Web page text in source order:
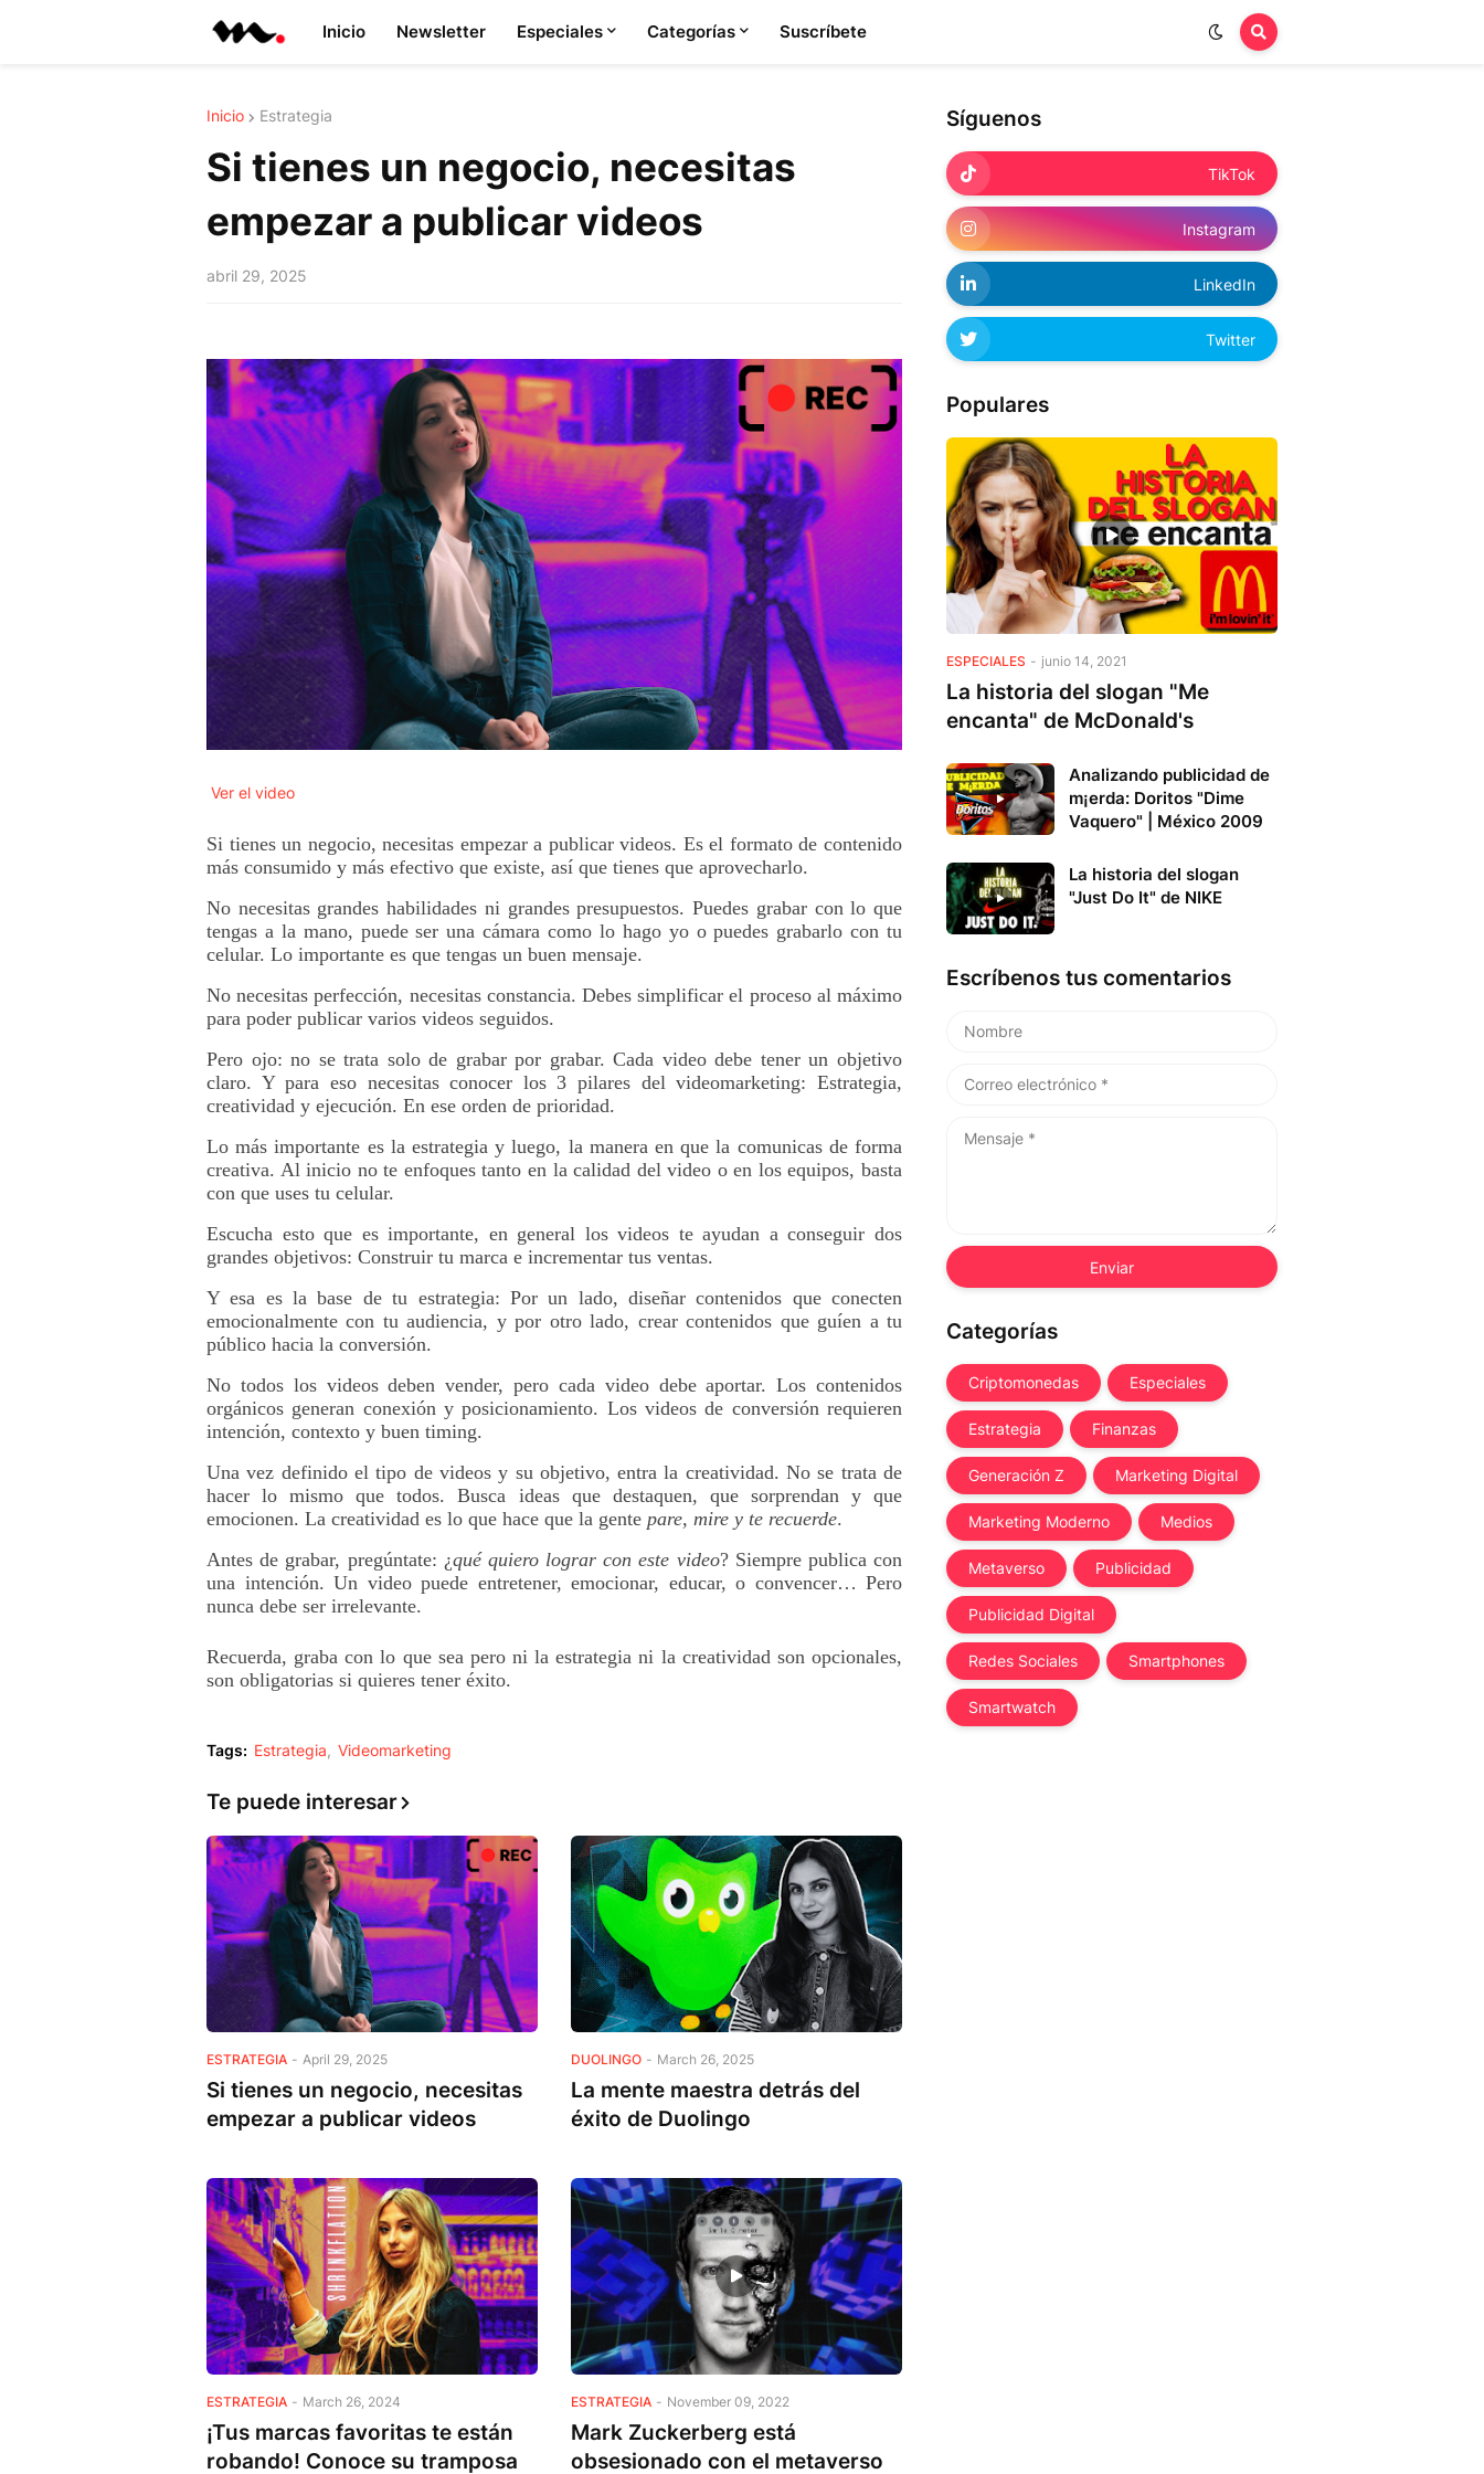
Inicio Newsletter Especiales Categorías Suscríbete
Inicio Estrategia
Si tienes un negocio, necesitas
empezar a publicar videos
abril 29, 2025
Ver el video
Si tienes un negocio, necesitas empezar a publicar videos. Es el formato de contenido
más consumido y más efectivo que existe, así que tienes que aprovecharlo.
No necesitas grandes habilidades ni grandes presupuestos. Puedes grabar con lo que
tengas a la mano, puede ser una cámara como lo hago yo o puedes grabarlo con tu
celular. Lo importante es que tengas un buen mensaje.
No necesitas perfección, necesitas constancia. Debes simplificar el proceso al máximo
para poder publicar varios videos seguidos.
Pero ojo: no se trata solo de grabar por grabar. Cada video debe tener un objetivo
claro. Y para eso necesitas conocer los 3 pilares del videomarketing: Estrategia,
creatividad y ejecución. En ese orden de prioridad.
Lo más importante es la estrategia y luego, la manera en que la comunicas de forma
creativa. Al inicio no te enfoques tanto en la calidad del video o en los equipos, basta
con que uses tu celular.
Escucha esto que es importante, en general los videos te ayudan a conseguir dos
grandes objetivos: Construir tu marca e incrementar tus ventas.
Y esa es la base de tu estrategia: Por un lado, diseñar contenidos que conecten
emocionalmente con tu audiencia, y por otro lado, crear contenidos que guíen a tu
público hacia la conversión.
No todos los videos deben vender, pero cada video debe aportar. Los contenidos
orgánicos generan conexión y posicionamiento. Los videos de conversión requieren
intención, contexto y buen timing.
Una vez definido el tipo de videos y su objetivo, entra la creatividad. No se trata de
hacer lo mismo que todos. Busca ideas que destaquen, que sorprendan y que
emocionen. La creatividad es lo que hace que la gente pare, mire y te recuerde.
Antes de grabar, pregúntate: ¿qué quiero lograr con este video? Siempre publica con
una intención. Un video puede entretener, emocionar, educar, o convencer… Pero
nunca debe ser irrelevante.
Recuerda, graba con lo que sea pero ni la estrategia ni la creatividad son opcionales,
son obligatorias si quieres tener éxito.
Tags: Estrategia Videomarketing
Te puede interesar
ESTRATEGIA - April 29, 2025
Si tienes un negocio, necesitas
empezar a publicar videos
DUOLINGO - March 26, 2025
La mente maestra detrás del
éxito de Duolingo
ESTRATEGIA - March 26, 2024
¡Tus marcas favoritas te están
robando! Conoce su tramposa
ESTRATEGIA - November 09, 2022
Mark Zuckerberg está
obsesionado con el metaverso
Síguenos
TikTok
Instagram
LinkedIn
Twitter
Populares
ESPECIALES - junio 14, 2021
La historia del slogan "Me
encanta" de McDonald's
Analizando publicidad de
m¡erda: Doritos "Dime
Vaquero" | México 2009
La historia del slogan
"Just Do It" de NIKE
Escríbenos tus comentarios
Categorías
Criptomonedas Especiales
Estrategia Finanzas
Generación Z Marketing Digital
Marketing Moderno Medios
Metaverso Publicidad
Publicidad Digital
Redes Sociales Smartphones
Smartwatch